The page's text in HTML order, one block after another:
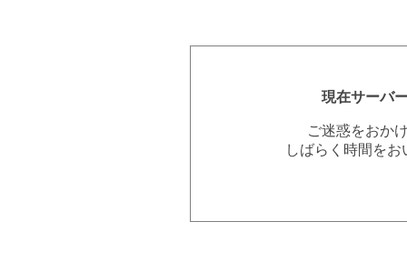
現在サーバ
ご迷惑をおか
しばらく時間を